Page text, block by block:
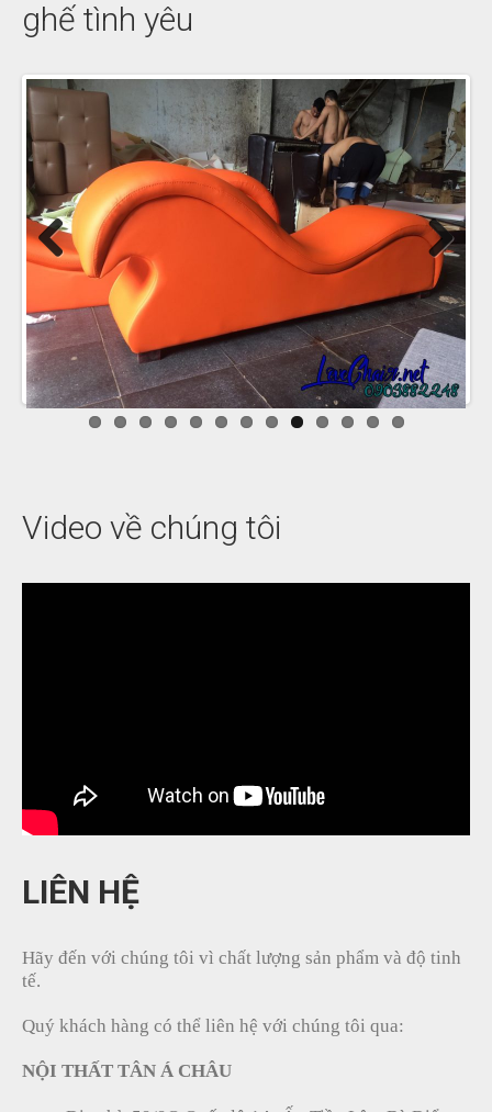
ghế tình yêu
Previous Next
Video về chúng tôi
LIÊN HỆ
Hãy đến với chúng tôi vì chất lượng sản phẩm và độ tinh
tế.
Quý khách hàng có thể liên hệ với chúng tôi qua:
NỘI THẤT TÂN Á CHÂU